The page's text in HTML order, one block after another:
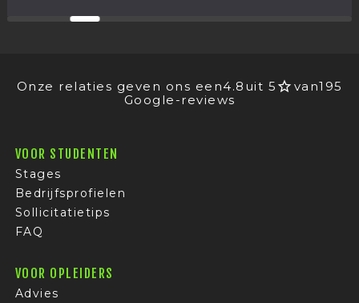
Onze relaties geven ons een4.8 uit 5 van195
Google-reviews
VOOR STUDENTEN
Stages
Bedrijfsprofielen
Sollicitatietips
FAQ
VOOR OPLEIDERS
Advies